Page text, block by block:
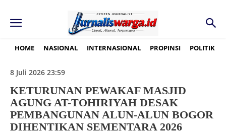
HOME NASIONAL INTERNASIONAL PROPINSI POLITIK
8 Juli 2026 23:59
KETURUNAN PEWAKAF MASJID
AGUNG AT-TOHIRIYAH DESAK
PEMBANGUNAN ALUN-ALUN BOGOR
DIHENTIKAN SEMENTARA 2026